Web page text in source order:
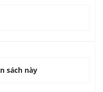
sách này